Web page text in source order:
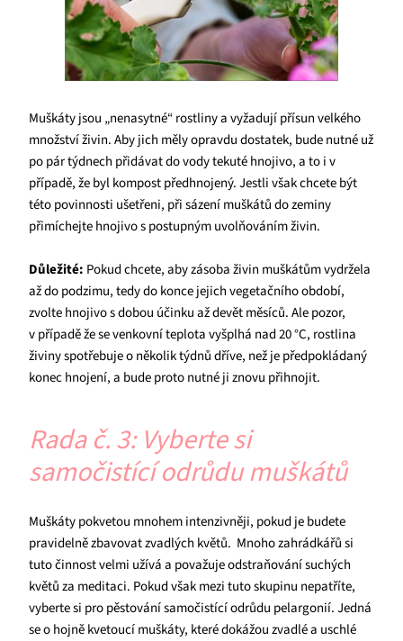
Muškáty jsou „nenasytné“ rostliny a vyžadují přísun velkého
množství živin. Aby jich měly opravdu dostatek, bude nutné už
po pár týdnech přidávat do vody tekuté hnojivo, a to i v
případě, že byl kompost předhnojený. Jestli však chcete být
této povinnosti ušetřeni, při sázení muškátů do zeminy
přimíchejte hnojivo s postupným uvolňováním živin.
Důležité: Pokud chcete, aby zásoba živin muškátům vydržela
až do podzimu, tedy do konce jejich vegetačního období,
zvolte hnojivo s dobou účinku až devět měsíců. Ale pozor,
v případě že se venkovní teplota vyšplhá nad 20 °C, rostlina
živiny spotřebuje o několik týdnů dříve, než je předpokládaný
konec hnojení, a bude proto nutné ji znovu přihnojit.
Rada č. 3: Vyberte si
samočistící odrůdu muškátů
Muškáty pokvetou mnohem intenzivněji, pokud je budete
pravidelně zbavovat zvadlých květů. Mnoho zahrádkářů si
tuto činnost velmi užívá a považuje odstraňování suchých
květů za meditaci. Pokud však mezi tuto skupinu nepatříte,
vyberte si pro pěstování samočistící odrůdu pelargonií. Jedná
se o hojně kvetoucí muškáty, které dokážou zvadlé a uschlé